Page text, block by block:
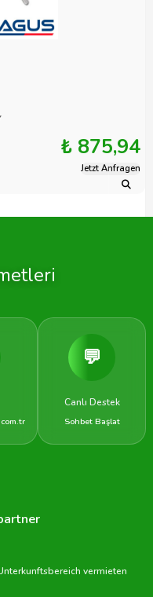
₺ 875,94
Jetzt Anfragen
💬
Canlı Destek
Sohbet Başlat
vermieten